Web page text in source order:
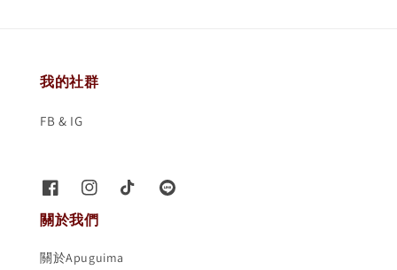
我的社群
FB & IG
關於我們
關於Apuguima